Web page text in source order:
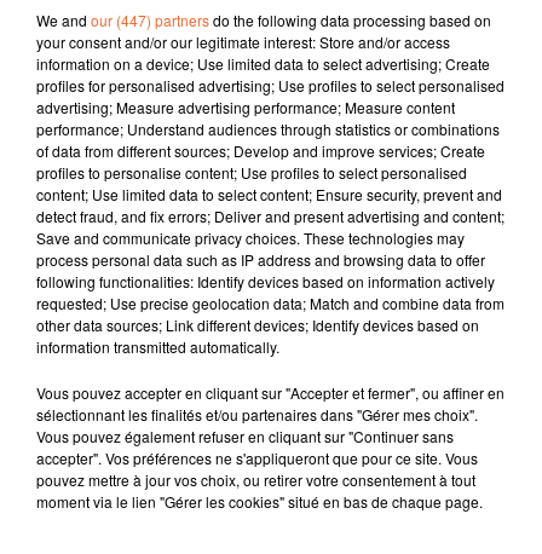
JOURNAL DU MARDI 16 JUIN (MIDI)
Fabien Gazeau
L'info près de chez vous
Présenté par Fabien Gazeau
-Les dégâts sont importants sur le centre technique municipal de
Bressuire suite à l'incendie ce WE mais le travail a repris
- Les conseillers régionaux sont réunis ce début de semaine à
Bordeaux. La majorité s'agace devant les coupes budgétaires de
l'Etat (crédit photo : Sébastien Blanquet-Rivière)
- Le centre socio-culturel de Mauléon mène un projet artistique pour
rappeler l’importance du dépistage du cancer du sein.
bougies cet été avec une série d'animations jusqu’au 30
septembre
-Un deux-sévrien va représenter la France aux championnats du
monde d'Hyrox. Fabien Brusson, 57 ans, habitant de Largeasse est
We and our (447) partnersdo the following data processing based on
your consent and/or our legitimate interest: Store and/or access
information on a device; Use limited data to select advertising; Create
profiles for personalised advertising; Use profiles to select personalised
advertising; Measure advertising performance; Measure content
performance; Understand audiences through statistics or combinations
of data from different sources; Develop and improve services; Create
profiles to personalise content; Use profiles to select personalised
content; Use limited data to select content; Ensure security, prevent and
detect fraud, and fix errors; Deliver and present advertising and content;
Save and communicate privacy choices. These technologies may
process personal data such as IP address and browsing data to offer
following functionalities: Identify devices based on information actively
requested; Use precise geolocation data; Match and combine data from
other data sources; Link different devices; Identify devices based on
information transmitted automatically.
Vous pouvez accepter en cliquant sur "Accepter et fermer", ou affiner en
sélectionnant les finalités et/ou partenaires dans "Gérer mes choix".
Vous pouvez également refuser en cliquant sur "Continuer sans
accepter". Vos préférences ne s'appliqueront que pour ce site. Vous
pouvez mettre à jour vos choix, ou retirer votre consentement à tout
moment via le lien "Gérer les cookies" situé en bas de chaque page.